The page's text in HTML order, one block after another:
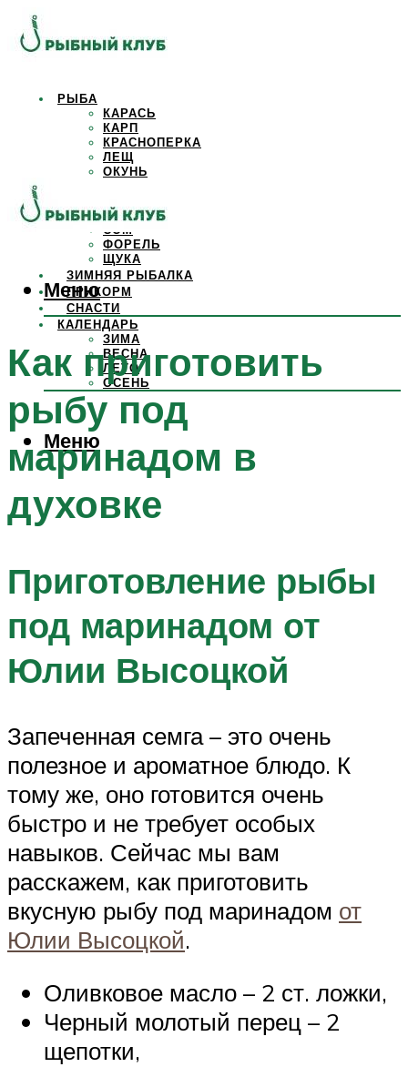
РЫБА
КАРАСЬ
КАРП
КРАСНОПЕРКА
ЛЕЩ
ОКУНЬ
САЗАН
СОМ
ФОРЕЛЬ
ЩУКА
ЗИМНЯЯ РЫБАЛКА
ПРИКОРМ
СНАСТИ
КАЛЕНДАРЬ
ЗИМА
ВЕСНА
ЛЕТО
ОСЕНЬ
Меню
Меню
Как приготовить
рыбу под
маринадом в
духовке
Приготовление рыбы
под маринадом от
Юлии Высоцкой
Запеченная семга – это очень
полезное и ароматное блюдо. К
тому же, оно готовится очень
быстро и не требует особых
навыков. Сейчас мы вам
расскажем, как приготовить
вкусную рыбу под маринадом от
Юлии Высоцкой.
Оливковое масло – 2 ст. ложки,
Черный молотый перец – 2
щепотки,